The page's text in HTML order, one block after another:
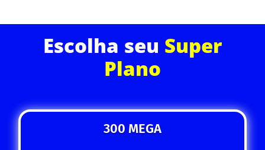
Escolha seu Super
Plano
300 MEGA